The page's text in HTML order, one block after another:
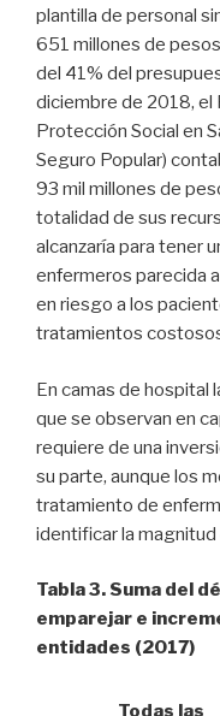
plantilla de personal
651 millones de
del 41% del
diciembre de 2018, el
Protección Social en
Seguro Popular)
93 mil millones de
totalidad de sus
alcanzaría para tener
enfermeros parecida
en riesgo a los
tratamientos
En camas de hospital
que se observan en
requiere de una
su parte, aunque los
tratamiento de
identificar la magnitud
Tabla 3. Suma del
emparejar e
entidades (2017)
Todas las